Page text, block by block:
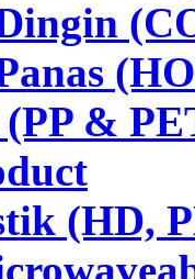
&
(HD,